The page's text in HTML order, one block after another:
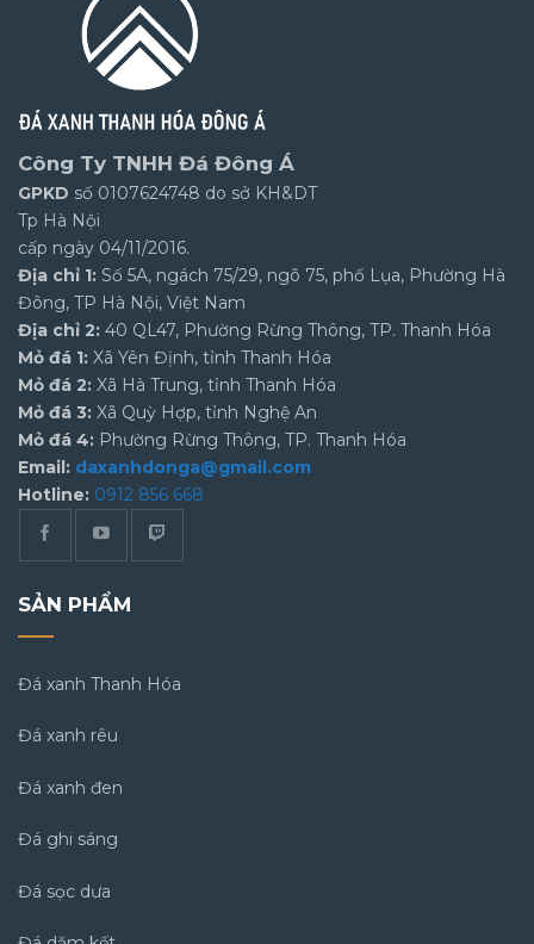
Công Ty TNHH Đá Đông Á
GPKD số 0107624748 do sở KH&DT
Tp Hà Nội
cấp ngày 04/11/2016.
Địa chỉ 1: Số 5A, ngách 75/29, ngõ 75, phố Lụa, Phường Hà
Đông, TP Hà Nội, Việt Nam
Địa chỉ 2: 40 QL47, Phường Rừng Thông, TP. Thanh Hóa
Mỏ đá 1: Xã Yên Định, tỉnh Thanh Hóa
Mỏ đá 2: Xã Hà Trung, tỉnh Thanh Hóa
Mỏ đá 3: Xã Quỳ Hợp, tỉnh Nghệ An
Mỏ đá 4: Phường Rừng Thông, TP. Thanh Hóa
Email: daxanhdonga@gmail.com
Hotline: 0912 856 668
SẢN PHẨM
Đá xanh Thanh Hóa
Đá xanh rêu
Đá xanh đen
Đá ghi sáng
Đá sọc dưa